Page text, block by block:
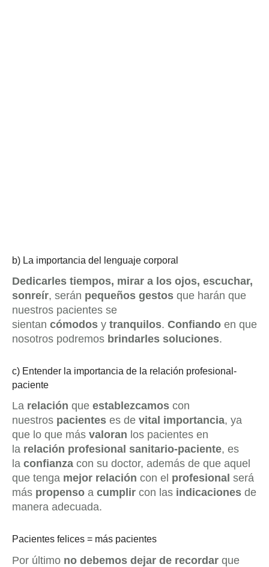
b) La importancia del lenguaje corporal
Dedicarles tiempos, mirar a los ojos, escuchar,
sonreír, serán pequeños gestos que harán que
nuestros pacientes se
sientan cómodos y tranquilos. Confiando en que
nosotros podremos brindarles soluciones.
c) Entender la importancia de la relación profesional-
paciente
La relación que establezcamos con
nuestros pacientes es de vital importancia, ya
que lo que más valoran los pacientes en
la relación profesional sanitario-paciente, es
la confianza con su doctor, además de que aquel
que tenga mejor relación con el profesional será
más propenso a cumplir con las indicaciones de
manera adecuada.
Pacientes felices = más pacientes
Por último no debemos dejar de recordar que